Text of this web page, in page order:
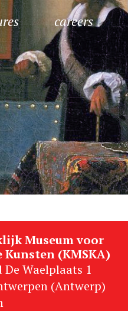
careers
Museum voor
Kunsten (KMSKA)
De Waelplaats 1
(Antwerp)